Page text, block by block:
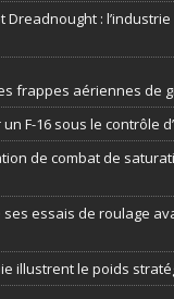
Dreadnought :
frappes aériennes de
un F-16 sous le contrôle
de combat de
ses essais de roulage
illustrent le poids